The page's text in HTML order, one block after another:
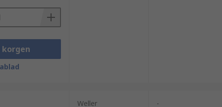
korgen
Weller -